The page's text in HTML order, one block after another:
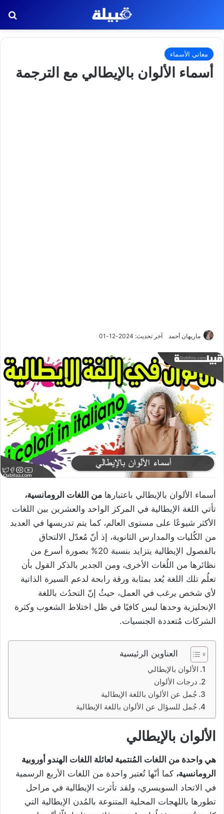
معاني الأسماء
أسماء الألوان بالإيطالي مع الترجمة
ماريهان أحمد آخر تحديث: 2024-12-01
أسماء الألوان بالإيطالي باعتبارها من اللغات الرومانسية،
تأتي اللغة الإيطالية في المركز الواحد والعشرين بين اللغات
الأكثر شيوعًا على مستوى العالم، كما يتم تدريسها في العديد
من الكُليات والمدارس الثانوية، إذ أنّ مُعدّل الالتحاق
بالفصول الإيطالية يتزايد بنسبة 20% بصورة أسرع من
نظائرها من اللُغات الأخرى، ومن الجدير بالذكر القول بأن
تعلُم تلك اللغة يُعد بمثابة ورقة رابحة لدعم السيرة الذاتية
لأي شخص يرغب في العمل، حيثُ إنّ التحدُث باللغة
الإنجليزية وحدها ليس كافيًا في ظل اختلاط الشعوب وكثرة
الشركات مُتعددة الجنسيات.
العناوين الرئيسية
الألوان بالإيطالي
درجات الألوان
جُمل عن الألوان باللغة الإيطالية
جُمل للسؤال عن الألوان باللغة الإيطالية
الألوان بالإيطالي
هي واحدة من اللغات المُنتمية لعائلة اللغات الهندو أوروبية
الرومانسية، كما أنّها تُعتبر واحدة من اللغات الأربع الرسمية
في الاتحاد السويسري، ولقد تأثرت الإيطالية في مراحل
تطورها باللهجات المحلية المتنوعة بالمُدن الإيطالية التي